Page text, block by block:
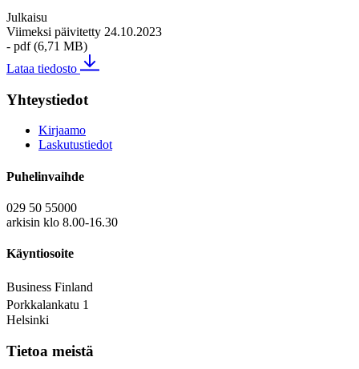
Julkaisu
Viimeksi päivitetty 24.10.2023
- pdf (6,71 MB)
Lataa tiedosto
Yhteystiedot
Kirjaamo
Laskutustiedot
Puhelinvaihde
029 50 55000
arkisin klo 8.00-16.30
Käyntiosoite
Business Finland
Porkkalankatu 1
Helsinki
Tietoa meistä